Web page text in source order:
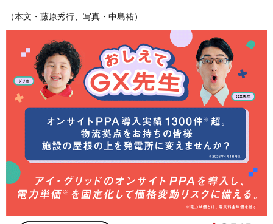
（本文・藤原秀行、写真・中島祐）